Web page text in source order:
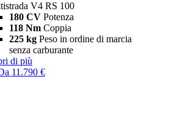
V4 RS 100
180 CV Potenza
118 Nm Coppia
225 kg Peso in ordine di marcia
senza carburante
di più
11.790 €